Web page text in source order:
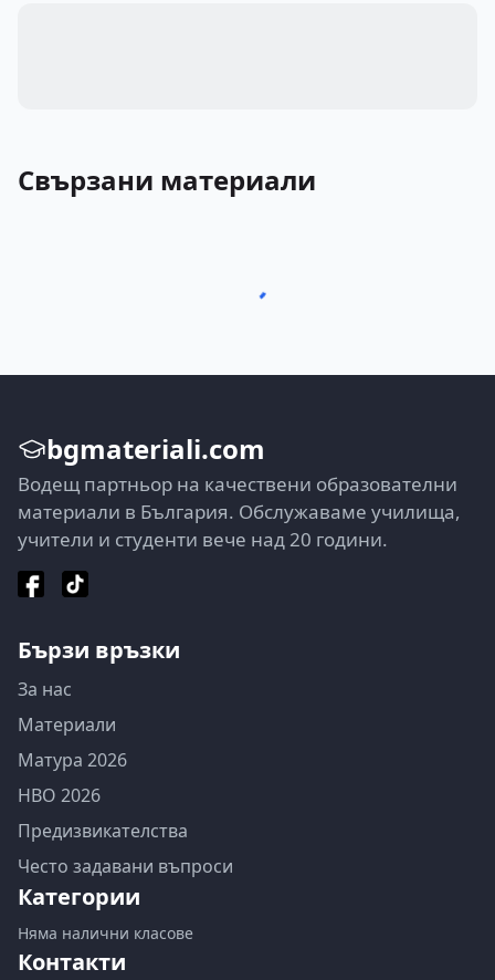
Свързани материали
bgmateriali.com
Водещ партньор на качествени образователни
материали в България. Обслужаваме училища,
учители и студенти вече над 20 години.
Бързи връзки
За нас
Материали
Матура 2026
НВО 2026
Предизвикателства
Често задавани въпроси
Категории
Няма налични класове
Контакти